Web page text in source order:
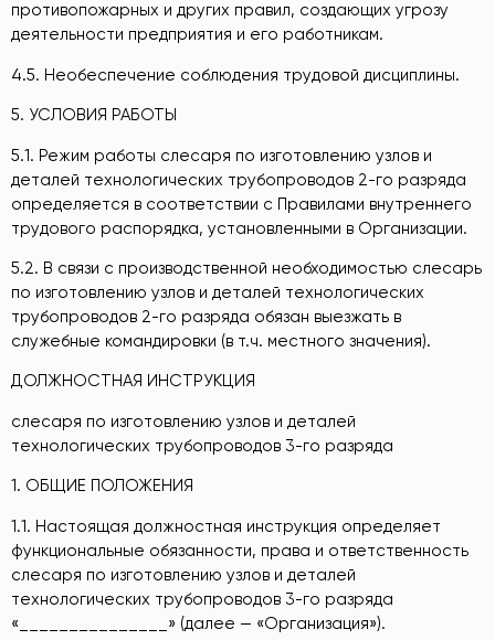
противопожарных и других правил, создающих угрозу
деятельности предприятия и его работникам.
4.5. Необеспечение соблюдения трудовой дисциплины.
5. УСЛОВИЯ РАБОТЫ
5.1. Режим работы слесаря по изготовлению узлов и
деталей технологических трубопроводов 2-го разряда
определяется в соответствии с Правилами внутреннего
трудового распорядка, установленными в Организации.
5.2. В связи с производственной необходимостью слесарь
по изготовлению узлов и деталей технологических
трубопроводов 2-го разряда обязан выезжать в
служебные командировки (в т.ч. местного значения).
ДОЛЖНОСТНАЯ ИНСТРУКЦИЯ
слесаря по изготовлению узлов и деталей
технологических трубопроводов 3-го разряда
1. ОБЩИЕ ПОЛОЖЕНИЯ
1.1. Настоящая должностная инструкция определяет
функциональные обязанности, права и ответственность
слесаря по изготовлению узлов и деталей
технологических трубопроводов 3-го разряда
«_______________» (далее — «Организация»).